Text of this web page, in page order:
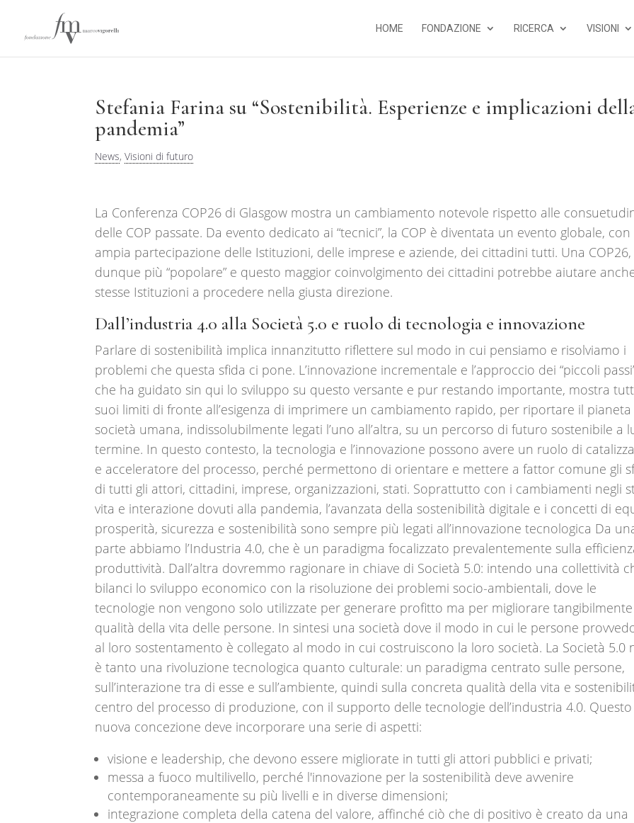
HOME FONDAZIONE RICERCA VISIONI
Stefania Farina su “Sostenibilità. Esperienze e implicazioni
pandemia”
News,Visioni di futuro
La Conferenza COP26 di Glasgow mostra un cambiamento notevole rispetto alle
delle COP passate. Da evento dedicato ai “tecnici”, la COP è diventata un evento globale, con
ampia partecipazione delle Istituzioni, delle imprese e aziende, dei cittadini tutti. Una COP26,
dunque più “popolare” e questo maggior coinvolgimento dei cittadini potrebbe aiutare
stesse Istituzioni a procedere nella giusta direzione.
Dall’industria 4.0 alla Società 5.0 e ruolo di tecnologia e innovazione
Parlare di sostenibilità implica innanzitutto riflettere sul modo in cui pensiamo e risolviamo i
problemi che questa sfida ci pone. L’innovazione incrementale e l’approccio dei “piccoli
che ha guidato sin qui lo sviluppo su questo versante e pur restando importante, mostra
suoi limiti di fronte all’esigenza di imprimere un cambiamento rapido, per riportare il pianeta
società umana, indissolubilmente legati l’uno all’altra, su un percorso di futuro sostenibile a
termine. In questo contesto, la tecnologia e l’innovazione possono avere un ruolo di
e acceleratore del processo, perché permettono di orientare e mettere a fattor comune gli
di tutti gli attori, cittadini, imprese, organizzazioni, stati. Soprattutto con i cambiamenti negli
vita e interazione dovuti alla pandemia, l’avanzata della sostenibilità digitale e i concetti di
prosperità, sicurezza e sostenibilità sono sempre più legati all’innovazione tecnologica Da
parte abbiamo l’Industria 4.0, che è un paradigma focalizzato prevalentemente sulla
produttività. Dall’altra dovremmo ragionare in chiave di Società 5.0: intendo una collettività
bilanci lo sviluppo economico con la risoluzione dei problemi socio-ambientali, dove le
tecnologie non vengono solo utilizzate per generare profitto ma per migliorare tangibilmente
qualità della vita delle persone. In sintesi una società dove il modo in cui le persone
al loro sostentamento è collegato al modo in cui costruiscono la loro società. La Società 5.0
è tanto una rivoluzione tecnologica quanto culturale: un paradigma centrato sulle persone,
sull’interazione tra di esse e sull’ambiente, quindi sulla concreta qualità della vita e
centro del processo di produzione, con il supporto delle tecnologie dell’industria 4.0. Questo
nuova concezione deve incorporare una serie di aspetti:
visione e leadership, che devono essere migliorate in tutti gli attori pubblici e privati;
messa a fuoco multilivello, perché l'innovazione per la sostenibilità deve avvenire
contemporaneamente su più livelli e in diverse dimensioni;
integrazione completa della catena del valore, affinché ciò che di positivo è creato da una